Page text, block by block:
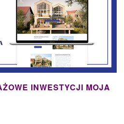
PROMOCJAMI!
Z NAMI
INWESTYCJI MOJA